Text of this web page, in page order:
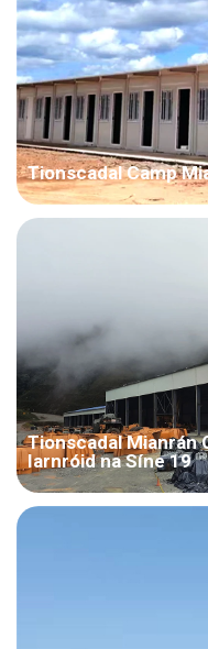
Tionscadal Camp
Covernaí na mionraí i
obair a dhéanann na
Tionscadal Mianrán
Iarnróid na Síne 19
Ní mór cuardach a